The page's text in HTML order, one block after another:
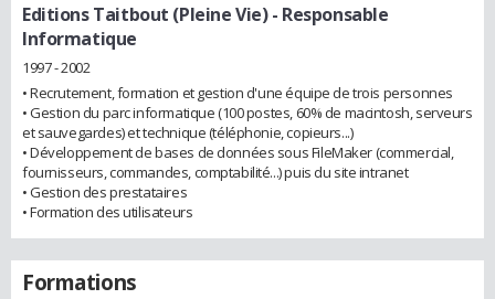
Editions Taitbout (Pleine Vie)- Responsable
Informatique
1997 - 2002
• Recrutement, formation et gestion d'une équipe de trois personnes
• Gestion du parc informatique (100 postes, 60% de macintosh, serveurs
et sauvegardes) et technique (téléphonie, copieurs...)
• Développement de bases de données sous FileMaker (commercial,
fournisseurs, commandes, comptabilité...) puis du site intranet
• Gestion des prestataires
• Formation des utilisateurs
Formations